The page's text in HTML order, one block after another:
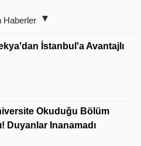
Haberler
İstanbul'a Avantajlı
Okuduğu Bölüm
Duyanlar Inanamadı